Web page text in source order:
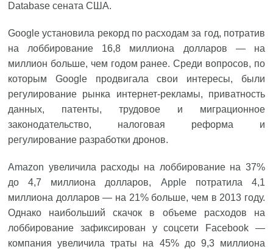
Database сената США.
Google установила рекорд по расходам за год, потратив
на лоббирование 16,8 миллиона долларов — на
миллион больше, чем годом ранее. Среди вопросов, по
которым Google продвигала свои интересы, были
регулирование рынка интернет-рекламы, приватность
данных, патенты, трудовое и миграционное
законодательство, налоговая реформа и
регулирование разработки дронов.
Amazon увеличила расходы на лоббирование на 37%
до 4,7 миллиона долларов, Apple потратила 4,1
миллиона долларов — на 21% больше, чем в 2013 году.
Однако наибольший скачок в объеме расходов на
лоббирование зафиксирован у соцсети Facebook —
компания увеличила траты на 45% до 9,3 миллиона